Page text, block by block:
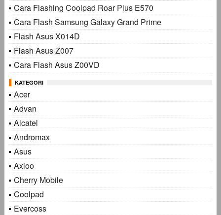
Cara Flashing Coolpad Roar Plus E570
Cara Flash Samsung Galaxy Grand Prime
Flash Asus X014D
Flash Asus Z007
Cara Flash Asus Z00VD
KATEGORI
Acer
Advan
Alcatel
Andromax
Asus
Axioo
Cherry Mobile
Coolpad
Evercoss